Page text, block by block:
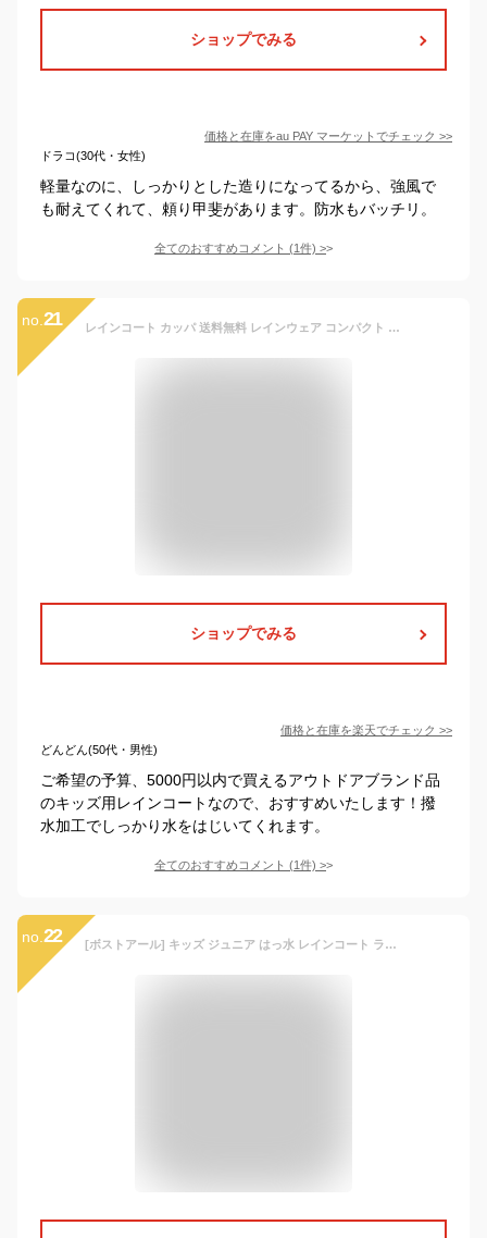
ショップでみる
価格と在庫をau PAY マーケット でチェック >>
ドラコ(30代・女性)
軽量なのに、しっかりとした造りになってるから、強風で
も耐えてくれて、頼り甲斐があります。防水もバッチリ。
全てのおすすめコメント (1件) >
no. 21 レインコート カッパ 送料無料 レインウェア コンパクト 通学 ポンチョ レインポンチョ OUTDOOR キッズ 合羽 かっぱ 雨具 撥水加工 自転車 子供用 アウトドア
ショップでみる
価格と在庫を楽天でチェック >>
どんどん(50代・男性)
ご希望の予算、5000円以内で買えるアウトドアブランド品
のキッズ用レインコートなので、おすすめいたします！撥
水加工でしっかり水をはじいてくれます。
全てのおすすめコメント (1件) >
no. 22 [ボストアール] キッズ ジュニア はっ水 レインコート ランドセル・リュックサック対応 女の子 男の子 子供 BOSTR キッズL,NAVY